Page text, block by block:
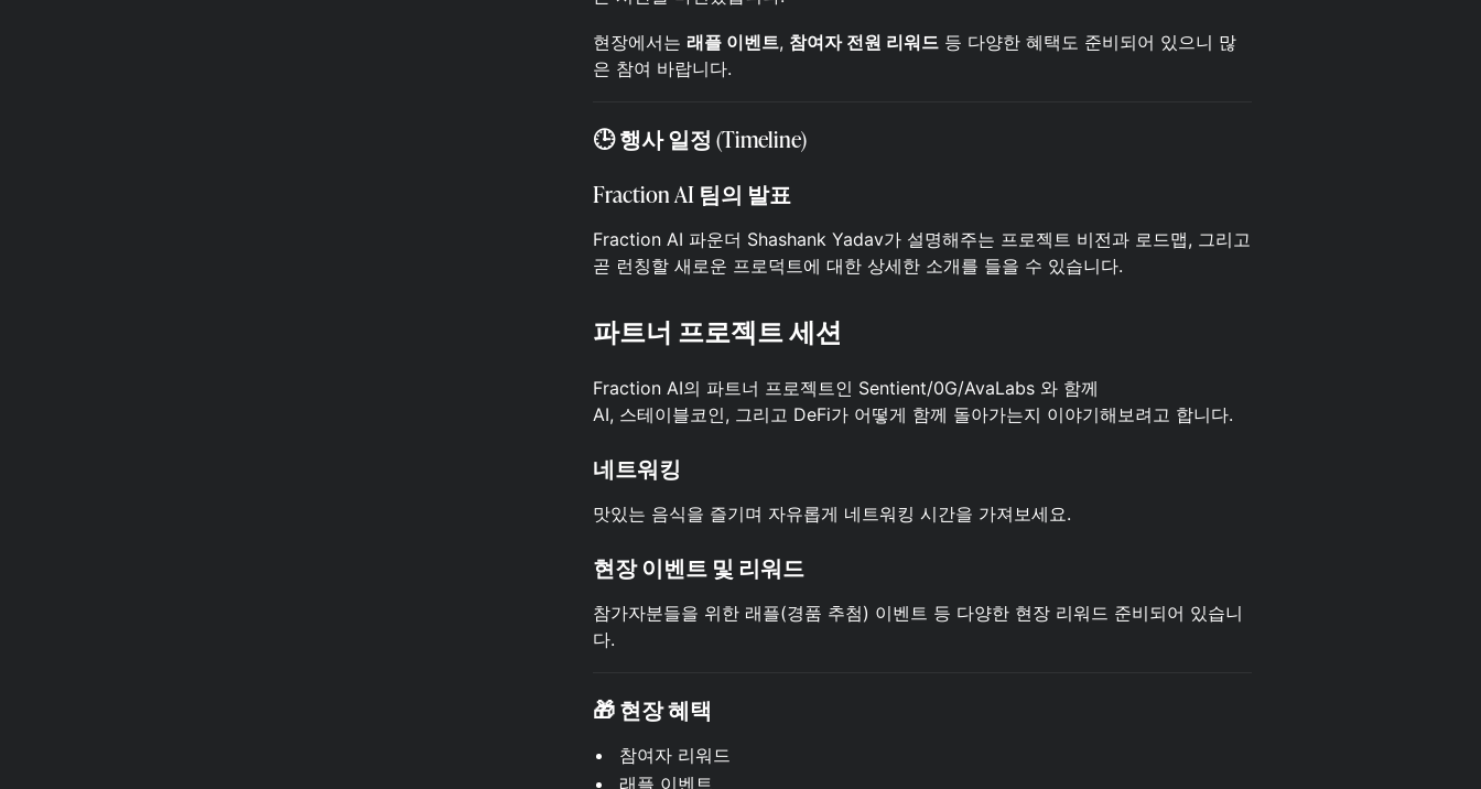
현장에서는 래플 이벤트, 참여자 전원 리워드 등 다양한 혜택도 준비되어 있으니 많
은 참여 바랍니다.
🕒행사 일정 (Timeline)
Fraction AI 팀의 발표
Fraction AI 파운더 Shashank Yadav가 설명해주는 프로젝트 비전과 로드맵, 그리고
곧 런칭할 새로운 프로덕트에 대한 상세한 소개를 들을 수 있습니다.​
파트너 프로젝트 세션
Fraction AI의 파트너 프로젝트인 Sentient/0G/AvaLabs 와 함께
AI, 스테이블코인, 그리고 DeFi가 어떻게 함께 돌아가는지 이야기해보려고 합니다.
네트워킹
맛있는 음식을 즐기며 자유롭게 네트워킹 시간을 가져보세요. ​
현장 이벤트 및 리워드 ​
참가자분들을 위한 래플(경품 추첨) 이벤트 등 다양한 현장 리워드 준비되어 있습니
다.
🎁현장 혜택
참여자 리워드
래플 이벤트